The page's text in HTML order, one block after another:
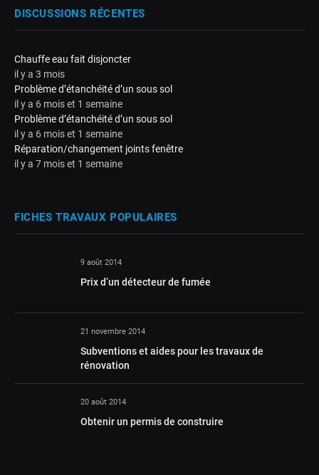
DISCUSSIONS RÉCENTES
Chauffe eau fait disjoncter
il y a 3 mois
Problème d’étanchéité d’un sous sol
il y a 6 mois et 1 semaine
Problème d’étanchéité d’un sous sol
il y a 6 mois et 1 semaine
Réparation/changement joints fenêtre
il y a 7 mois et 1 semaine
FICHES TRAVAUX POPULAIRES
9 août 2014
Prix d’un détecteur de fumée
21 novembre 2014
Subventions et aides pour les travaux de
rénovation
20 août 2014
Obtenir un permis de construire